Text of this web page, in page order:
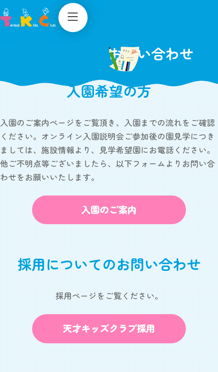
TKCについて
安全対策・衛生管理など
Q&A
見学申し込み
子育てサロン
お知らせ
お問い合わせ
入園希望の方
入園のご案内ページをご覧頂き、入園までの流れをご確認
ください。 オンライン入園説明会ご参加後の園見学につき
ましては、 施設情報より、見学希望園にお電話ください。
他ご不明点等ございましたら、以下フォームよりお問い合
わせをお願いいたします。
入園のご案内
採用についてのお問い合わせ
採用ページをご覧ください。
天才キッズクラブ採用